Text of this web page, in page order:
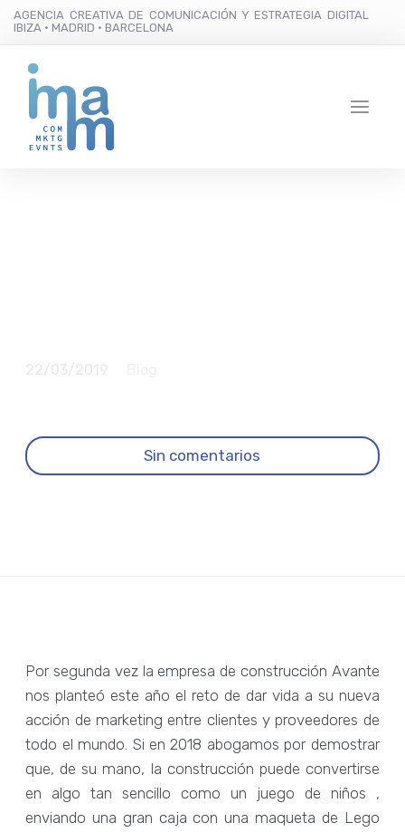
AGENCIA CREATIVA DE COMUNICACIÓN Y ESTRATEGIA DIGITAL
IBIZA · MADRID · BARCELONA
Sin comentarios
Por segunda vez la empresa de construcción Avante
nos planteó este año el reto de dar vida a su nueva
acción de marketing entre clientes y proveedores de
todo el mundo. Si en 2018 abogamos por demostrar
que, de su mano, la construcción puede convertirse
en algo tan sencillo como un juego de niños ,
enviando una gran caja con una maqueta de Lego